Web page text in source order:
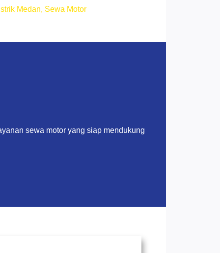
Medan, Sewa Motor
sewa motor yang siap mendukung